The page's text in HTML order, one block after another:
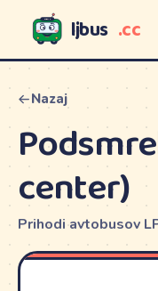
LJBUS ljbus .cc
Nazaj
center)
Prihodi avtobusov